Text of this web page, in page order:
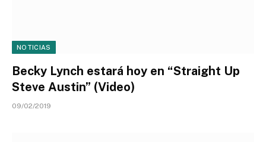
NOTICIAS
Becky Lynch estará hoy en “Straight Up
Steve Austin” (Video)
09/02/2019